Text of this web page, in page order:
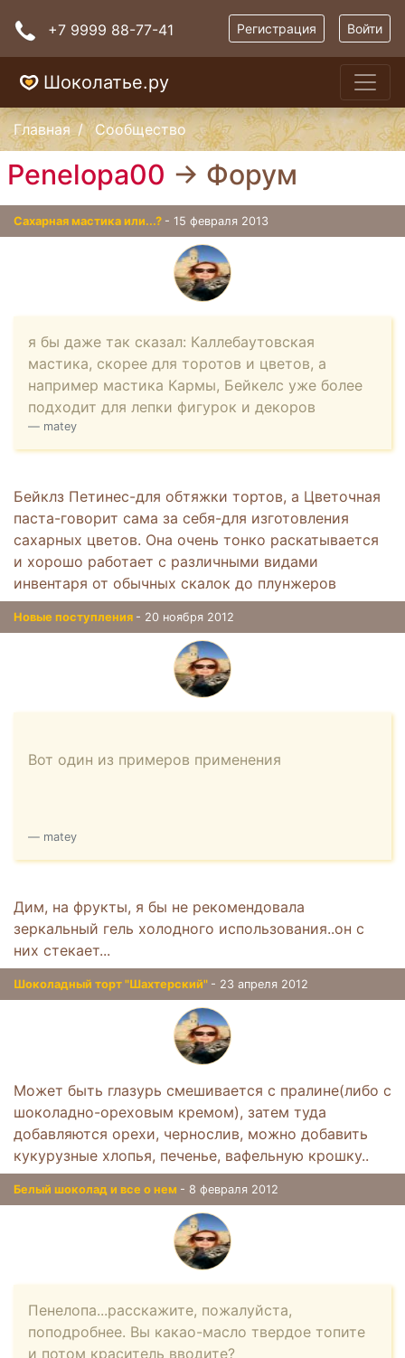
+7 9999 88-77-41 Регистрация Войти
Шоколатье.ру
Главная Сообщество
Penelopa00 → Форум
Сахарная мастика или...? - 15 февраля 2013
я бы даже так сказал: Каллебаутовская
мастика, скорее для торотов и цветов, а
например мастика Кармы, Бейкелс уже более
подходит для лепки фигурок и декоров
matey
Бейклз Петинес-для обтяжки тортов, а Цветочная
паста-говорит сама за себя-для изготовления
сахарных цветов. Она очень тонко раскатывается
и хорошо работает с различными видами
инвентаря от обычных скалок до плунжеров
Новые поступления - 20 ноября 2012
Вот один из примеров применения
matey
Дим, на фрукты, я бы не рекомендовала
зеркальный гель холодного использования..он с
них стекает...
Шоколадный торт "Шахтерский" - 23 апреля 2012
Может быть глазурь смешивается с пралине(либо с
шоколадно-ореховым кремом), затем туда
добавляются орехи, чернослив, можно добавить
кукурузные хлопья, печенье, вафельную крошку..
Белый шоколад и все о нем - 8 февраля 2012
Пенелопа...расскажите, пожалуйста,
поподробнее. Вы какао-масло твердое топите
и потом краситель вводите?